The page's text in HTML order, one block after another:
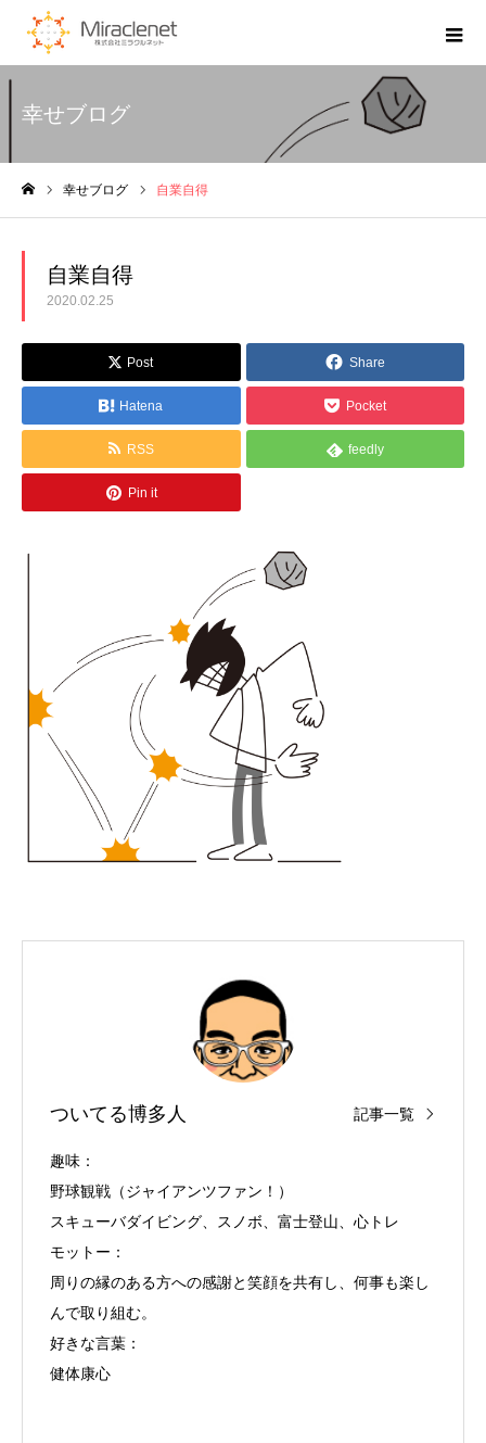
幸せブログ
幸せブログ 自業自得
自業自得
2020.02.25
Post Share
Hatena Pocket
RSS feedly
Pin it
ついてる博多人 記事一覧
趣味：
野球観戦（ジャイアンツファン！）
スキューバダイビング、スノボ、富士登山、心トレ
モットー：
周りの縁のある方への感謝と笑顔を共有し、何事も楽し
んで取り組む。
好きな言葉：
健体康心